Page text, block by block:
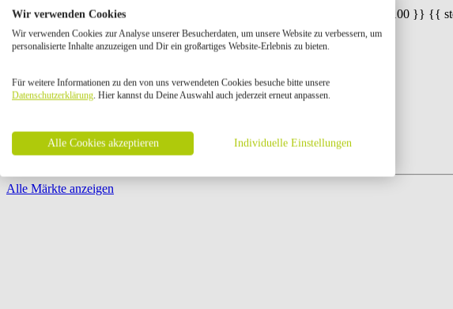
{{ Math.round(store.extensions.neti_store_pickup_distance.distance * 100) / 100 }} {{
{{ store.label }}
{{ store.street }} {{ store.streetNumber }}
{{ store.zipCode }} {{ store.city }}
Öffnungszeiten:
Seite {{ pagination.page }} von {{ pagination.pageCount }}
Alle Märkte anzeigen
Wir verwenden Cookies
Wir verwenden Cookies zur Analyse unserer Besucherdaten, um unsere Website zu verbessern, um
personalisierte Inhalte anzuzeigen und Dir ein großartiges Website-Erlebnis zu bieten.
Für weitere Informationen zu den von uns verwendeten Cookies besuche bitte unsere
Datenschutzerklärung. Hier kannst du Deine Auswahl auch jederzeit erneut anpassen.
Alle Cookies akzeptieren Individuelle Einstellungen